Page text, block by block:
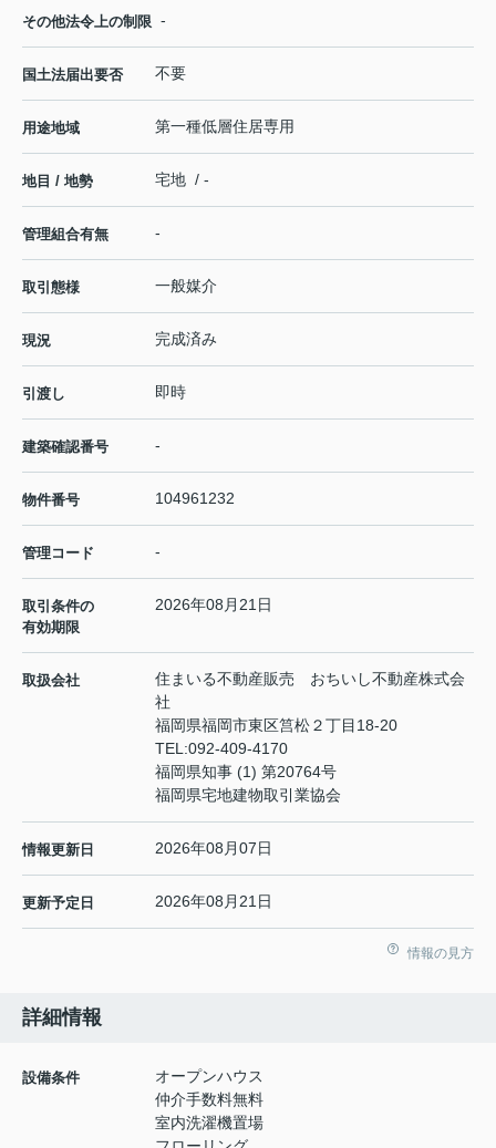
その他法令上の制限 -
国土法届出要否 不要
用途地域 第一種低層住居専用
地目 / 地勢 宅地 / -
管理組合有無 -
取引態様 一般媒介
現況 完成済み
引渡し 即時
建築確認番号 -
物件番号 104961232
管理コード -
取引条件の
有効期限
2026年08月21日
取扱会社
住まいる不動産販売 おちいし不動産株式会
社
福岡県福岡市東区筥松２丁目18-20
TEL:092-409-4170
福岡県知事 (1) 第20764号
福岡県宅地建物取引業協会
情報更新日 2026年08月07日
更新予定日 2026年08月21日
情報の見方
詳細情報
設備条件
オープンハウス
仲介手数料無料
室内洗濯機置場